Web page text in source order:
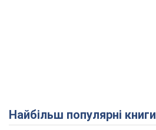
Найбільш популярні книги